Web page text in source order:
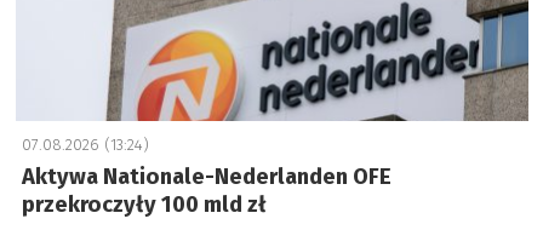
07.08.2026 (13:24)
Aktywa Nationale-Nederlanden OFE
przekroczyły 100 mld zł